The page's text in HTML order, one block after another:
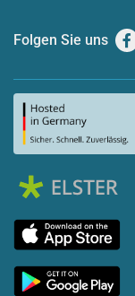
Folgen Sie uns